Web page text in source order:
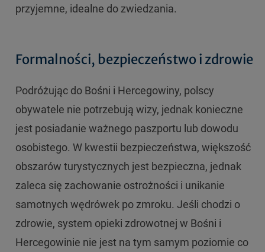
przyjemne, idealne do zwiedzania.
Formalności, bezpieczeństwo i zdrowie
Podróżując do Bośni i Hercegowiny, polscy
obywatele nie potrzebują wizy, jednak konieczne
jest posiadanie ważnego paszportu lub dowodu
osobistego. W kwestii bezpieczeństwa, większość
obszarów turystycznych jest bezpieczna, jednak
zaleca się zachowanie ostrożności i unikanie
samotnych wędrówek po zmroku. Jeśli chodzi o
zdrowie, system opieki zdrowotnej w Bośni i
Hercegowinie nie jest na tym samym poziomie co